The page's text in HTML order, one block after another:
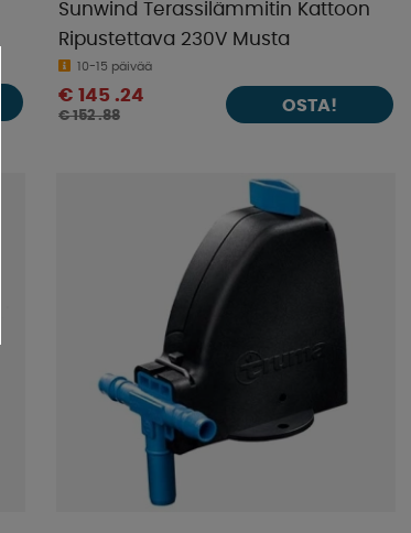
Sunwind Terassilämmitin Kattoon
Ripustettava 230V Musta
10-15 päivää
€ 145 .24
€ 152 .88
OSTA!